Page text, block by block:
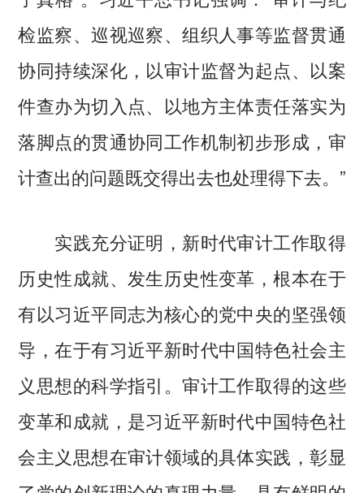
检监察、巡视巡察、组织人事等监督贯通
协同持续深化，以审计监督为起点、以案
件查办为切入点、以地方主体责任落实为
落脚点的贯通协同工作机制初步形成，审
计查出的问题既交得出去也处理得下去。”
实践充分证明，新时代审计工作取得
历史性成就、发生历史性变革，根本在于
有以习近平同志为核心的党中央的坚强领
导，在于有习近平新时代中国特色社会主
义思想的科学指引。审计工作取得的这些
变革和成就，是习近平新时代中国特色社
会主义思想在审计领域的具体实践，彰显